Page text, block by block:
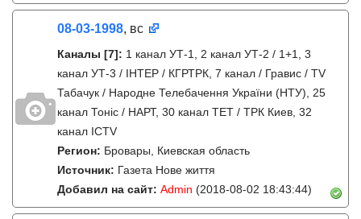
08-03-1998, вс
Каналы [7]: 1 канал УТ-1, 2 канал УТ-2 / 1+1, 3
канал УТ-3 / IНТЕР / КГРТРК, 7 канал / Гравис / TV
Табачук / Народне Телебачення України (НТУ), 25
канал Тонiс / НАРТ, 30 канал ТЕТ / ТРК Киев, 32
канал ICTV
Регион: Бровары, Киевская область
Источник: Газета Нове життя
Добавил на сайт: Admin (2018-08-02 18:43:44)